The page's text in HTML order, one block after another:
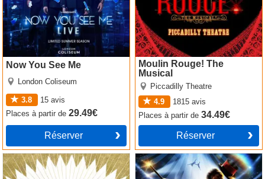
Now You See Me
London Coliseum
3.8 15 avis
Placesà partir de29.49€
Réserver
Moulin Rouge! The
Musical
Piccadilly Theatre
4.9
1815 avis
Placesà partir de34.49€
Réserver
The Book of Mormon
Come Alive! The Greatest
Showman Circus Spectacular